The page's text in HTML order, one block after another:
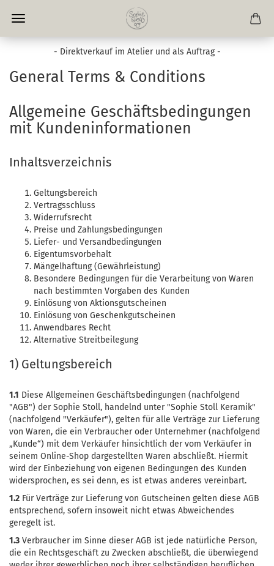
- Direktverkauf im Atelier und als Auftrag -
General Terms & Conditions
Allgemeine Geschäftsbedingungen
mit Kundeninformationen
Inhaltsverzeichnis
Geltungsbereich
Vertragsschluss
Widerrufsrecht
Preise und Zahlungsbedingungen
Liefer- und Versandbedingungen
Eigentumsvorbehalt
Mängelhaftung (Gewährleistung)
Besondere Bedingungen für die Verarbeitung von Waren
nach bestimmten Vorgaben des Kunden
Einlösung von Aktionsgutscheinen
Einlösung von Geschenkgutscheinen
Anwendbares Recht
Alternative Streitbeilegung
1) Geltungsbereich
1.1 Diese Allgemeinen Geschäftsbedingungen (nachfolgend
"AGB") der Sophie Stoll, handelnd unter "Sophie Stoll Keramik"
(nachfolgend "Verkäufer"), gelten für alle Verträge zur Lieferung
von Waren, die ein Verbraucher oder Unternehmer (nachfolgend
„Kunde“) mit dem Verkäufer hinsichtlich der vom Verkäufer in
seinem Online-Shop dargestellten Waren abschließt. Hiermit
wird der Einbeziehung von eigenen Bedingungen des Kunden
widersprochen, es sei denn, es ist etwas anderes vereinbart.
1.2 Für Verträge zur Lieferung von Gutscheinen gelten diese AGB
entsprechend, sofern insoweit nicht etwas Abweichendes
geregelt ist.
1.3 Verbraucher im Sinne dieser AGB ist jede natürliche Person,
die ein Rechtsgeschäft zu Zwecken abschließt, die überwiegend